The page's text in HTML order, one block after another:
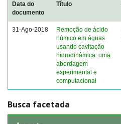
Data do
documento
Título
31-Ago-2018
Remoção de ácido
húmico em águas
usando cavitação
hidrodinâmica: uma
abordagem
experimental e
computacional
Busca facetada